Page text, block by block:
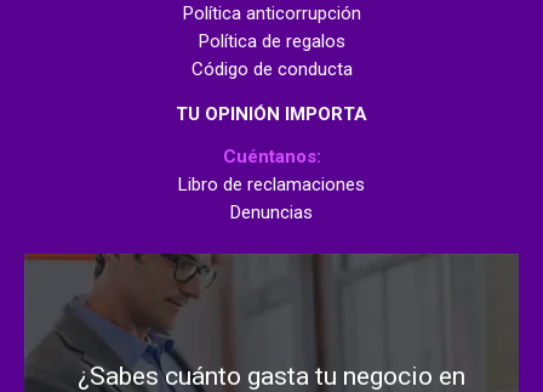
Política anticorrupción
Política de regalos
Código de conducta
TU OPINIÓN IMPORTA
Cuéntanos:
Libro de reclamaciones
Denuncias
¿Sabes cuánto gasta tu negocio en